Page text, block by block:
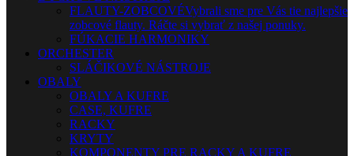
FLAUTY-ZOBCOVÉVybrali sme pre Vás tie najlepšie
zobcové flauty. Ráčte si vybrať z našej ponuky.
FÚKACIE HARMONIKY
ORCHESTER
SLÁČIKOVÉ NÁSTROJE
OBALY
OBALY A KUFRE
CASE, KUFRE
RACKY
KRYTY
KOMPONENTY PRE RACKY A KUFRE